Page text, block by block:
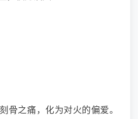
骨之痛，化为对火的偏爱。